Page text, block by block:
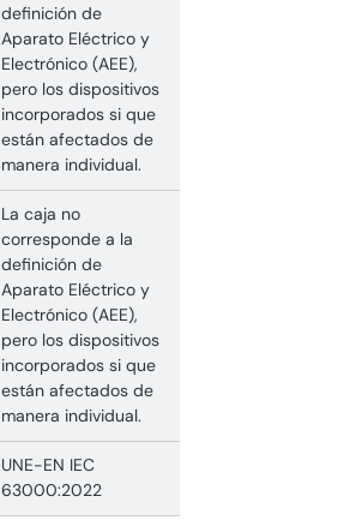
definición de
Aparato Eléctrico y
Electrónico (AEE),
pero los dispositivos
incorporados si que
están afectados de
manera individual.
La caja no
corresponde a la
definición de
Aparato Eléctrico y
Electrónico (AEE),
pero los dispositivos
incorporados si que
están afectados de
manera individual.
UNE-EN IEC
63000:2022